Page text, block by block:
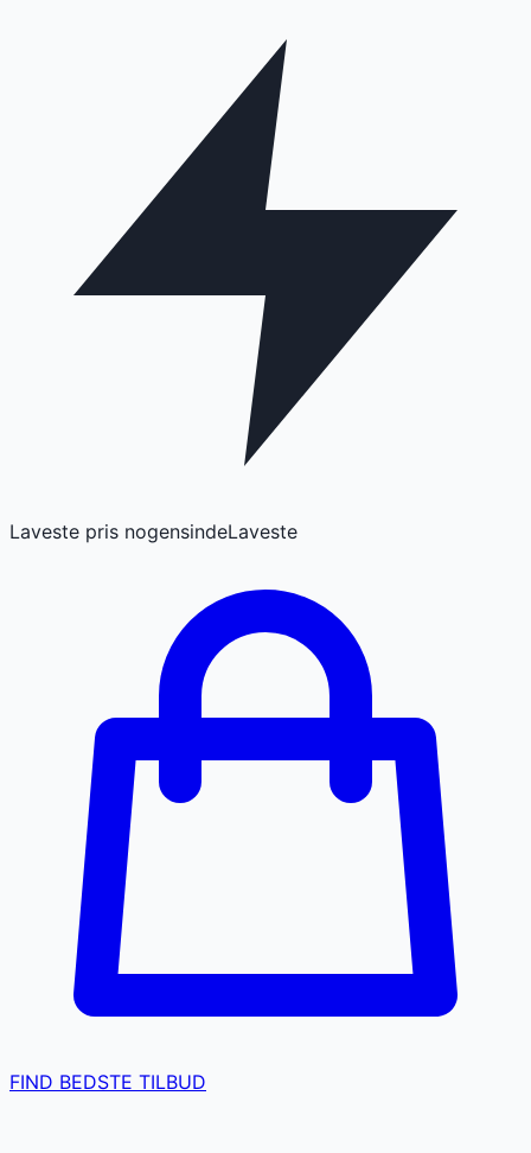
Laveste pris nogensindeLaveste
FIND BEDSTE TILBUD